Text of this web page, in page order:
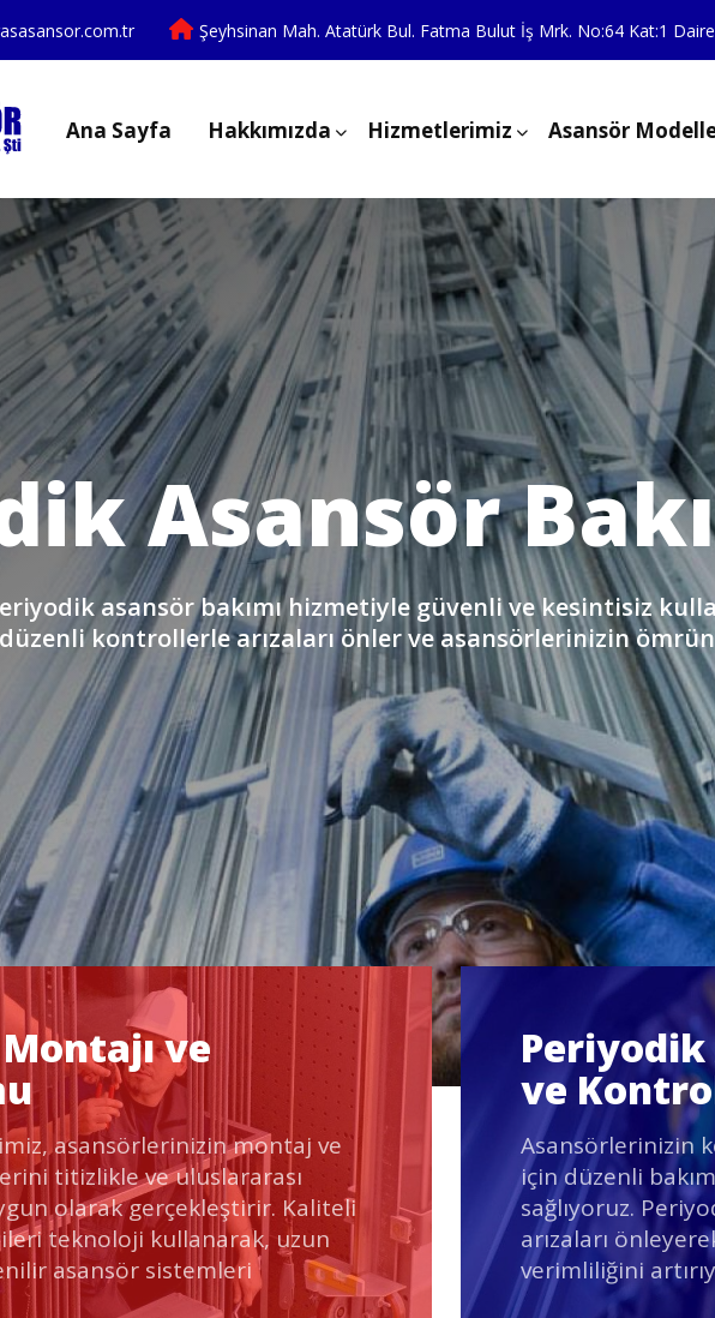
Şeyhsinan Mah. Atatürk Bul. Fatma Bulut İş Mrk. No:64 Kat:1
Ana Sayfa Hakkımızda Hizmetlerimiz Asansör
Asansör
asansör bakımı hizmetiyle güvenli ve kesintisiz
kontrollerle arızaları önler ve asansörlerinizin
ve
asansörlerinizin montaj ve
titizlikle ve uluslararası
olarak gerçekleştirir. Kaliteli
teknoloji kullanarak, uzun
asansör sistemleri
Periyodik
ve
Asansörlerinizin
için düzenli
sağlıyoruz.
arızaları
verimliliğini